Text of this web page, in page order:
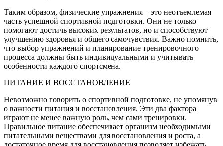
Таким образом, физические упражнения – это неотъемлемая
часть успешной спортивной подготовки. Они не только
помогают достичь высоких результатов, но и способствуют
улучшению здоровья и общего самочувствия. Важно помнить,
что выбор упражнений и планирование тренировочного
процесса должны быть индивидуальными и учитывать
особенности каждого спортсмена.
ПИТАНИЕ И ВОССТАНОВЛЕНИЕ
Невозможно говорить о спортивной подготовке, не упомянув
о важности питания и восстановления. Эти два фактора
играют не менее важную роль, чем сами тренировки.
Правильное питание обеспечивает организм необходимыми
питательными веществами для восстановления и роста, а
достаточное время для восстановления позволяет избежать